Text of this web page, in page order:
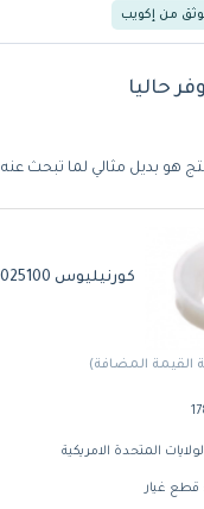
من إكويب
حاليا
هو بديل مثالي لما تبحث عنه
كورنيليوس 178025100
القيمة المضافة)
المتحدة الامريكية
قطع غيار